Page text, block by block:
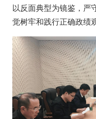
以反面典型为镜鉴，严
觉树牢和践行正确政绩观